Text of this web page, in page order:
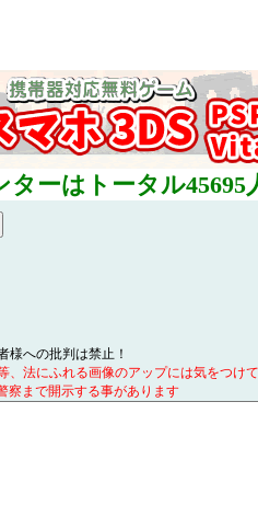
ーはトータル45695
様への批判は禁止！
、法にふれる画像のアップには気をつけ
察まで開示する事があります